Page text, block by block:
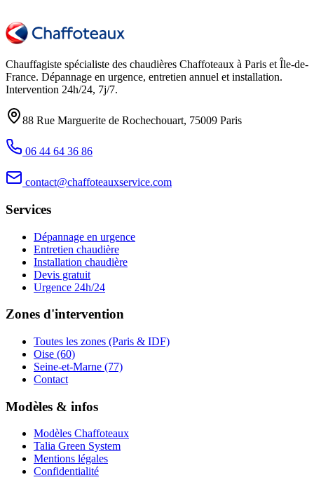
Chauffagiste spécialiste des chaudières Chaffoteaux à Paris et Île-de-
France. Dépannage en urgence, entretien annuel et installation.
Intervention 24h/24, 7j/7.
88 Rue Marguerite de Rochechouart, 75009 Paris
06 44 64 36 86
contact@chaffoteauxservice.com
Services
Dépannage en urgence
Entretien chaudière
Installation chaudière
Devis gratuit
Urgence 24h/24
Zones d'intervention
Toutes les zones (Paris & IDF)
Oise (60)
Seine-et-Marne (77)
Contact
Modèles & infos
Modèles Chaffoteaux
Talia Green System
Mentions légales
Confidentialité